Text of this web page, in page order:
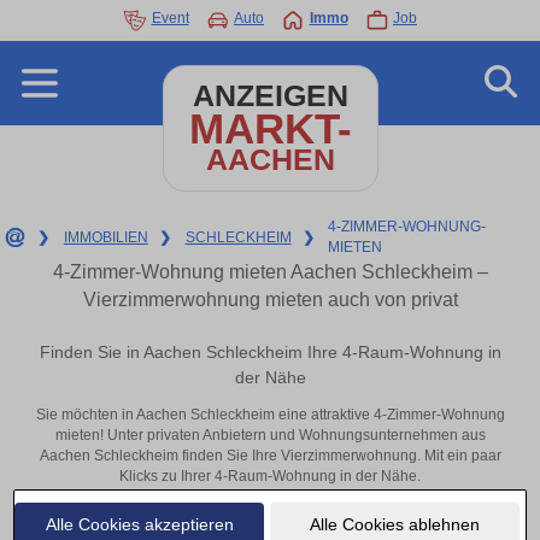
Alle Cookies akzeptieren Alle Cookies ablehnen
Event Auto Immo Job
ANZEIGEN
MARKT-
AACHEN
❯ IMMOBILIEN ❯ SCHLECKHEIM ❯
4-ZIMMER-WOHNUNG-
MIETEN
4-Zimmer-Wohnung mieten Aachen Schleckheim –
Vierzimmerwohnung mieten auch von privat
Finden Sie in Aachen Schleckheim Ihre 4-Raum-Wohnung in
der Nähe
Sie möchten in Aachen Schleckheim eine attraktive 4-Zimmer-Wohnung
mieten! Unter privaten Anbietern und Wohnungsunternehmen aus
Aachen Schleckheim finden Sie Ihre Vierzimmerwohnung. Mit ein paar
Klicks zu Ihrer 4-Raum-Wohnung in der Nähe.
Aktuelle Wohnung zum mieten